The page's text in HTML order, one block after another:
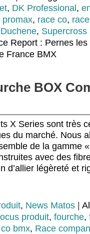
, DK Professional ,
promax, race co,
, Supercross
Report : Pernes
France BMX
BOX
X Series sont très
du marché. Nous
de la gamme
avec des
d’allier légèreté et
, News Matos |
produit, fourche,
bmx, Race